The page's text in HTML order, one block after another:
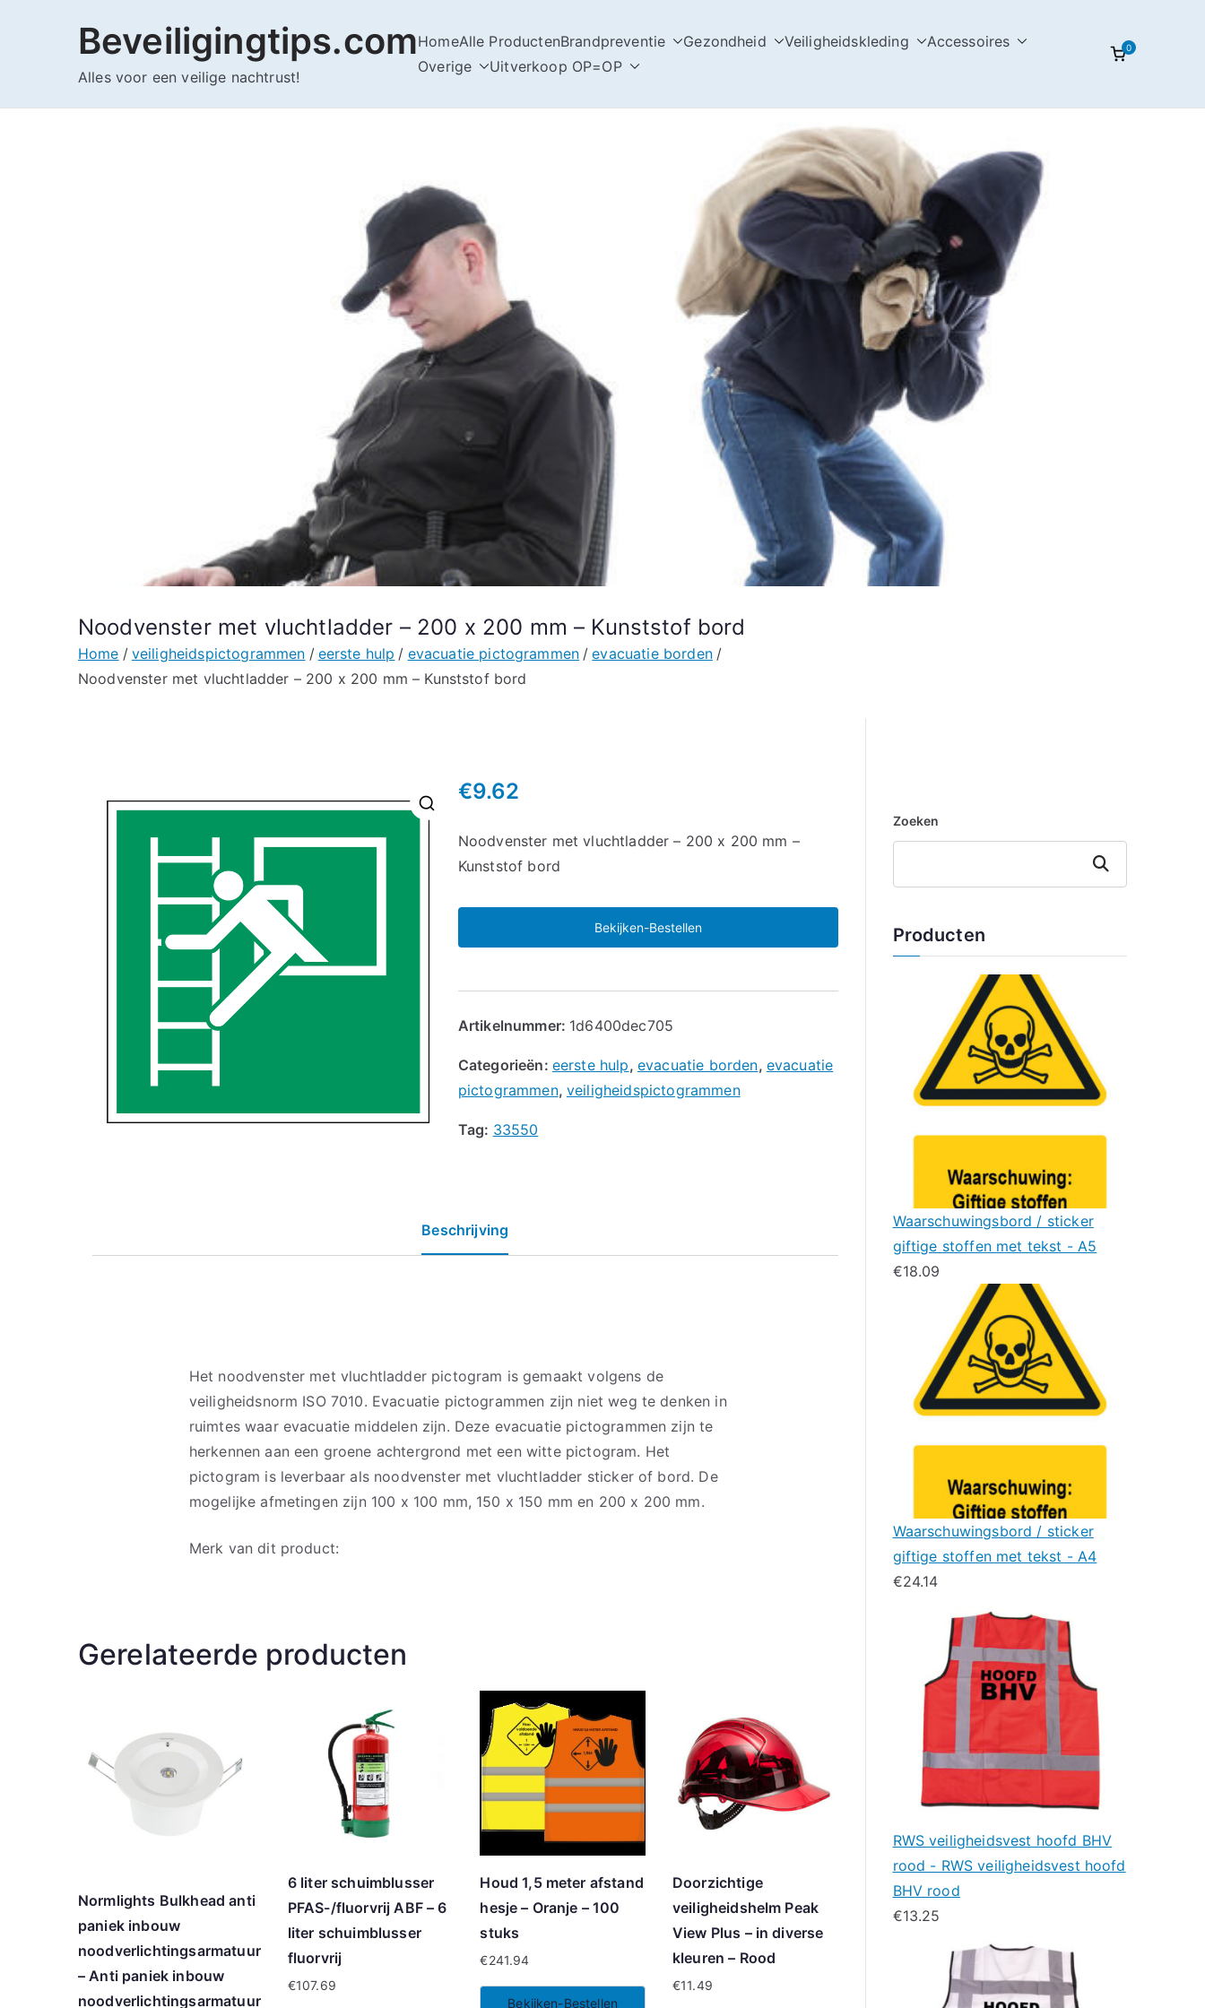
Beveiligingtips.com
Alles voor een veilige nachtrust!
HomeAlle ProductenBrandpreventie Gezondheid Veiligheidskleding
Accessoires
Overige
Uitverkoop OP=OP
0
Noodvenster met vluchtladder – 200 x 200 mm – Kunststof bord
Home veiligheidspictogrammen eerste hulp evacuatie pictogrammen
evacuatie borden
Noodvenster met vluchtladder – 200 x 200 mm – Kunststof bord
€9.62
Noodvenster met vluchtladder – 200 x 200 mm –
Kunststof bord
Bekijken-Bestellen
Artikelnummer: 1d6400dec705
Categorieën: eerste hulp, evacuatie borden, evacuatie
pictogrammen, veiligheidspictogrammen
Tag: 33550
Beschrijving
Het noodvenster met vluchtladder pictogram is gemaakt volgens de
veiligheidsnorm ISO 7010. Evacuatie pictogrammen zijn niet weg te denken in
ruimtes waar evacuatie middelen zijn. Deze evacuatie pictogrammen zijn te
herkennen aan een groene achtergrond met een witte pictogram. Het
pictogram is leverbaar als noodvenster met vluchtladder sticker of bord. De
mogelijke afmetingen zijn 100 x 100 mm, 150 x 150 mm en 200 x 200 mm.
Merk van dit product:
Gerelateerde producten
Normlights Bulkhead anti
paniek inbouw
noodverlichtingsarmatuur
– Anti paniek inbouw
noodverlichtingsarmatuur
6 liter schuimblusser
PFAS-/fluorvrij ABF – 6
liter schuimblusser
fluorvrij
€107.69
Houd 1,5 meter afstand
hesje – Oranje – 100
stuks
€241.94
Bekijken-Bestellen
Doorzichtige
veiligheidshelm Peak
View Plus – in diverse
kleuren – Rood
€11.49
Zoeken
Zoeken
Producten
Waarschuwingsbord / sticker
giftige stoffen met tekst - A5
€18.09
Waarschuwingsbord / sticker
giftige stoffen met tekst - A4
€24.14
RWS veiligheidsvest hoofd BHV
rood - RWS veiligheidsvest hoofd
BHV rood
€13.25